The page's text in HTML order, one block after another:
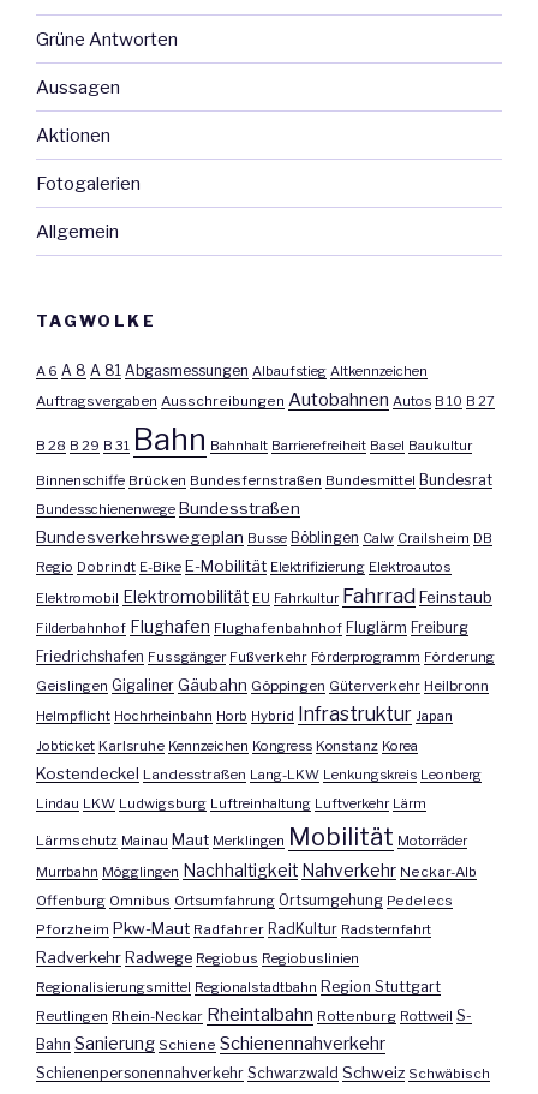
Grüne Antworten
Aussagen
Aktionen
Fotogalerien
Allgemein
TAGWOLKE
A 6 A 8 A 81 Abgasmessungen Albaufstieg Altkennzeichen
Auftragsvergaben Ausschreibungen Autobahnen Autos B 10 B 27
B 28 B 29 B 31 Bahn Bahnhalt Barrierefreiheit Basel Baukultur
Binnenschiffe Brücken Bundesfernstraßen Bundesmittel Bundesrat
Bundesschienenwege Bundesstraßen
Bundesverkehrswegeplan Busse Böblingen Calw Crailsheim DB
Regio Dobrindt E-Bike E-Mobilität Elektrifizierung Elektroautos
Elektromobil Elektromobilität EU Fahrkultur FahrradFeinstaub
Filderbahnhof Flughafen Flughafenbahnhof Fluglärm Freiburg
Friedrichshafen Fussgänger Fußverkehr Förderprogramm Förderung
Geislingen Gigaliner Gäubahn Göppingen Güterverkehr Heilbronn
Helmpflicht Hochrheinbahn Horb Hybrid Infrastruktur Japan
Jobticket Karlsruhe Kennzeichen Kongress Konstanz Korea
Kostendeckel Landesstraßen Lang-LKW Lenkungskreis Leonberg
Lindau LKW Ludwigsburg Luftreinhaltung Luftverkehr Lärm
Lärmschutz Mainau Maut Merklingen Mobilität Motorräder
Murrbahn Mögglingen Nachhaltigkeit Nahverkehr Neckar-Alb
Offenburg Omnibus Ortsumfahrung Ortsumgehung Pedelecs
Pforzheim Pkw-Maut Radfahrer RadKultur Radsternfahrt
Radverkehr Radwege Regiobus Regiobuslinien
Regionalisierungsmittel Regionalstadtbahn Region Stuttgart
Reutlingen Rhein-Neckar Rheintalbahn Rottenburg Rottweil S-
Bahn Sanierung Schiene Schienennahverkehr
Schienenpersonennahverkehr Schwarzwald Schweiz Schwäbisch